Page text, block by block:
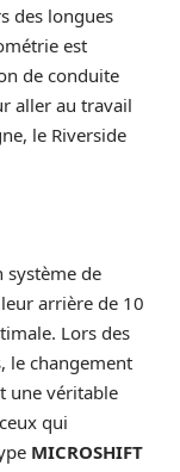
des longues
est
de conduite
aller au travail
le Riverside
système de
arrière de 10
Lors des
le changement
une véritable
qui
MICROSHIFT